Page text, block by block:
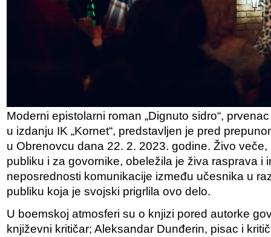
Moderni epistolarni roman „Dignuto sidro“,
u izdanju IK „Kornet“, predstavljen je pred
u Obrenovcu dana 22. 2. 2023. godine. Živo
publiku i za govornike, obeležila je živa rasprava i
neposrednosti komunikacije između učesnika u
publiku koja je svojski prigrlila ovo delo.
U boemskoj atmosferi su o knjizi pored autorke
književni kritičar; Aleksandar Dunđerin, pisac i